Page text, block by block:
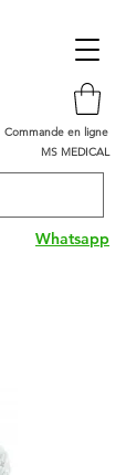
Commande en ligne
MS MEDICAL
Whatsapp